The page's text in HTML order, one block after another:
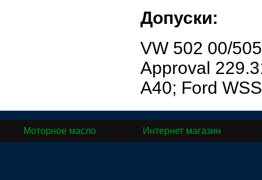
Допуски:
VW 502 00/
Approval
A40; Ford
Моторное масло Интернет магазин